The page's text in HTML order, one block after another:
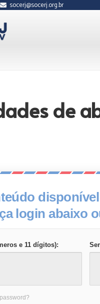
socerj@socerj.org.br
de
login abaixo
e 11 dígitos):